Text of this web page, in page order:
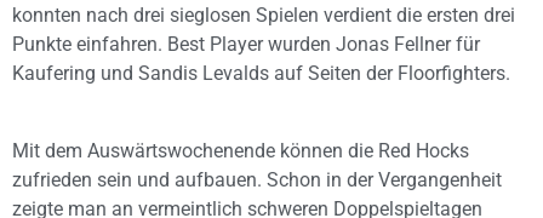
konnten nach drei sieglosen Spielen verdient die ersten drei
Punkte einfahren. Best Player wurden Jonas Fellner für
Kaufering und Sandis Levalds auf Seiten der Floorfighters.
Mit dem Auswärtswochenende können die Red Hocks
zufrieden sein und aufbauen. Schon in der Vergangenheit
zeigte man an vermeintlich schweren Doppelspieltagen